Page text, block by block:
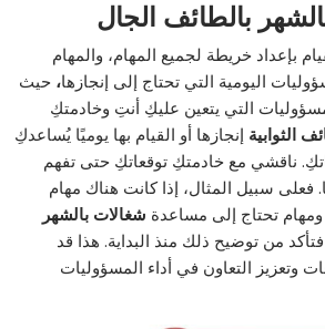
بالطائف الجال
بإعداد خريطة لجميع المهام، والمهام
اليومية التي تحتاج إلى إنجازها، حيث
التي يتعين عليكِ أنتِ وخادمتكِ
الثوابية إنجازها أو القيام بها يوميًا يُساعدكِ
ناقشي مع خادمتكِ توقعاتكِ حتى تفهم
فعلى سبيل المثال، إذا كانت هناك مهام
ومهام تحتاج إلى مساعدة شغالات بالشهر
فتأكد من توضيح ذلك منذ البداية. هذا قد
وتعزيز التعاون في أداء المسؤوليات